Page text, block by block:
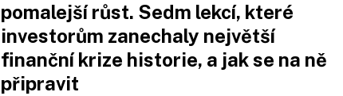
pomalejší růst. Sedm lekcí, které
investorům zanechaly největší
finanční krize historie, a jak se na ně
připravit